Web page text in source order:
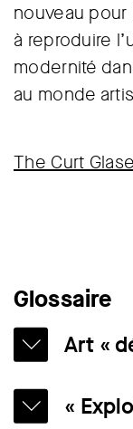
nouveau pour
à reproduire
modernité
au monde
The Curt
Glossaire
Art «
À l’époque
art ne «